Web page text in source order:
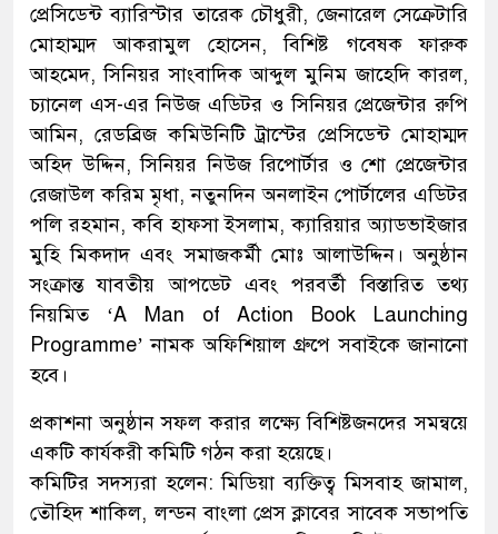
প্রেসিডেন্ট ব্যারিস্টার তারেক চৌধুরী, জেনারেল সেক্রেটারি
মোহাম্মদ আকরামুল হোসেন, বিশিষ্ট গবেষক ফারুক
আহমেদ, সিনিয়র সাংবাদিক আব্দুল মুনিম জাহেদি কারল,
চ্যানেল এস-এর নিউজ এডিটর ও সিনিয়র প্রেজেন্টার রুপি
আমিন, রেডব্রিজ কমিউনিটি ট্রাস্টের প্রেসিডেন্ট মোহাম্মদ
অহিদ উদ্দিন, সিনিয়র নিউজ রিপোর্টার ও শো প্রেজেন্টার
রেজাউল করিম মৃধা, নতুনদিন অনলাইন পোর্টালের এডিটর
পলি রহমান, কবি হাফসা ইসলাম, ক্যারিয়ার অ্যাডভাইজার
মুহি মিকদাদ এবং সমাজকর্মী মোঃ আলাউদ্দিন। অনুষ্ঠান
সংক্রান্ত যাবতীয় আপডেট এবং পরবর্তী বিস্তারিত তথ্য
নিয়মিত ‘A Man of Action Book Launching
Programme’ নামক অফিশিয়াল গ্রুপে সবাইকে জানানো
হবে।
প্রকাশনা অনুষ্ঠান সফল করার লক্ষ্যে বিশিষ্টজনদের সমন্বয়ে
একটি কার্যকরী কমিটি গঠন করা হয়েছে।
কমিটির সদস্যরা হলেন: মিডিয়া ব্যক্তিত্ব মিসবাহ জামাল,
তৌহিদ শাকিল, লন্ডন বাংলা প্রেস ক্লাবের সাবেক সভাপতি